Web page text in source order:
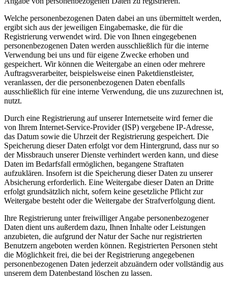
Welche personenbezogenen Daten dabei an uns übermittelt werden,
ergibt sich aus der jeweiligen Eingabemaske, die für die
Registrierung verwendet wird. Die von Ihnen eingegebenen
personenbezogenen Daten werden ausschließlich für die interne
Verwendung bei uns und für eigene Zwecke erhoben und
gespeichert. Wir können die Weitergabe an einen oder mehrere
Auftragsverarbeiter, beispielsweise einen Paketdienstleister,
veranlassen, der die personenbezogenen Daten ebenfalls
ausschließlich für eine interne Verwendung, die uns zuzurechnen ist,
nutzt.
Durch eine Registrierung auf unserer Internetseite wird ferner die
von Ihrem Internet-Service-Provider (ISP) vergebene IP-Adresse,
das Datum sowie die Uhrzeit der Registrierung gespeichert. Die
Speicherung dieser Daten erfolgt vor dem Hintergrund, dass nur so
der Missbrauch unserer Dienste verhindert werden kann, und diese
Daten im Bedarfsfall ermöglichen, begangene Straftaten
aufzuklären. Insofern ist die Speicherung dieser Daten zu unserer
Absicherung erforderlich. Eine Weitergabe dieser Daten an Dritte
erfolgt grundsätzlich nicht, sofern keine gesetzliche Pflicht zur
Weitergabe besteht oder die Weitergabe der Strafverfolgung dient.
Ihre Registrierung unter freiwilliger Angabe personenbezogener
Daten dient uns außerdem dazu, Ihnen Inhalte oder Leistungen
anzubieten, die aufgrund der Natur der Sache nur registrierten
Benutzern angeboten werden können. Registrierten Personen steht
die Möglichkeit frei, die bei der Registrierung angegebenen
personenbezogenen Daten jederzeit abzuändern oder vollständig aus
unserem dem Datenbestand löschen zu lassen.